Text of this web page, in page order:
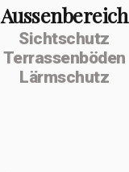
Aussenbereich
Sichtschutz
Terrassenböden
Lärmschutz